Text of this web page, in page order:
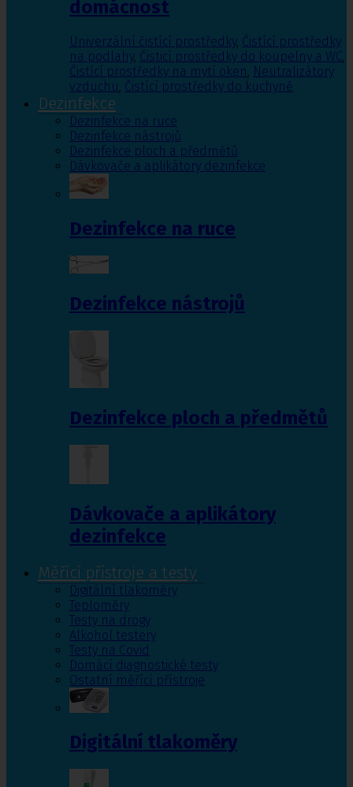
domácnost
Univerzální čistící prostředky, Čistící prostředky
na podlahy, Čisticí prostředky do koupelny a WC,
Čistící prostředky na mytí oken, Neutralizátory
vzduchu, Čistící prostředky do kuchyně
Dezinfekce
Dezinfekce na ruce
Dezinfekce nástrojů
Dezinfekce ploch a předmětů
Dávkovače a aplikátory dezinfekce
Dezinfekce na ruce
Dezinfekce nástrojů
Dezinfekce ploch a předmětů
Dávkovače a aplikátory
dezinfekce
Měřící přístroje a testy
Digitální tlakoměry
Teploměry
Testy na drogy
Alkohol testery
Testy na Covid
Domácí diagnostické testy
Ostatní měřící přístroje
Digitální tlakoměry